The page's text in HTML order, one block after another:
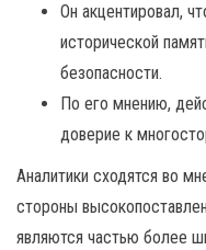
Он акцентировал,
исторической
безопасности.
По его мнению,
доверие к
Аналитики сходятся во
стороны
являются частью более